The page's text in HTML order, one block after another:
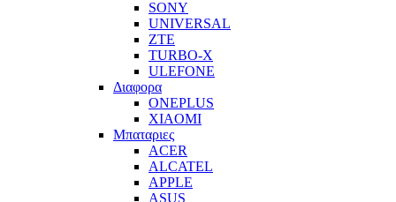
SONY
UNIVERSAL
ZTE
TURBO-X
ULEFONE
Διαφορα
ONEPLUS
XIAOMI
Μπαταριες
ACER
ALCATEL
APPLE
ASUS